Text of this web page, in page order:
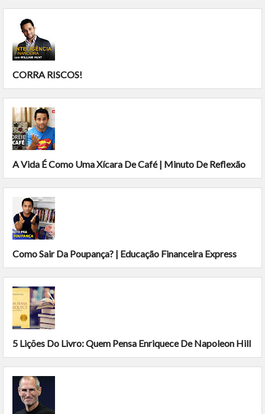
CORRA RISCOS!
A Vida É Como Uma Xícara De Café | Minuto De Reflexão
Como Sair Da Poupança? | Educação Financeira Express
5 Lições Do Livro: Quem Pensa Enriquece De Napoleon Hill